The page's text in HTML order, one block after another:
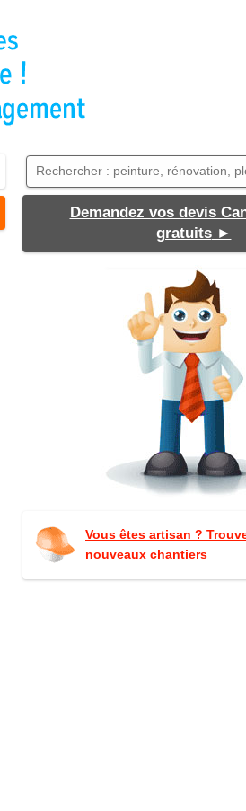
Demandez vos devis
gratuits►
Vous êtes artisan ?
nouveaux chantiers